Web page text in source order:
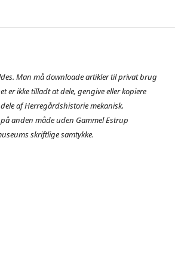
Man må downloade artikler til privat brug
er ikke tilladt at dele, gengive eller kopiere
af Herregårdshistorie mekanisk,
anden måde uden Gammel Estrup
skriftlige samtykke.